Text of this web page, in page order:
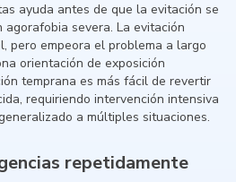
ayuda antes de que la evitación se
severa. La evitación
pero empeora el problema a largo
orientación de exposición
temprana es más fácil de revertir
requiriendo intervención intensiva
a múltiples situaciones.
repetidamente